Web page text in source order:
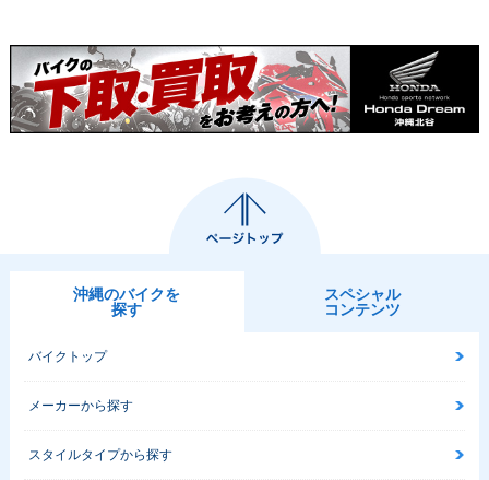
沖縄のバイクを
探す
スペシャル
コンテンツ
バイクトップ
メーカーから探す
スタイルタイプから探す